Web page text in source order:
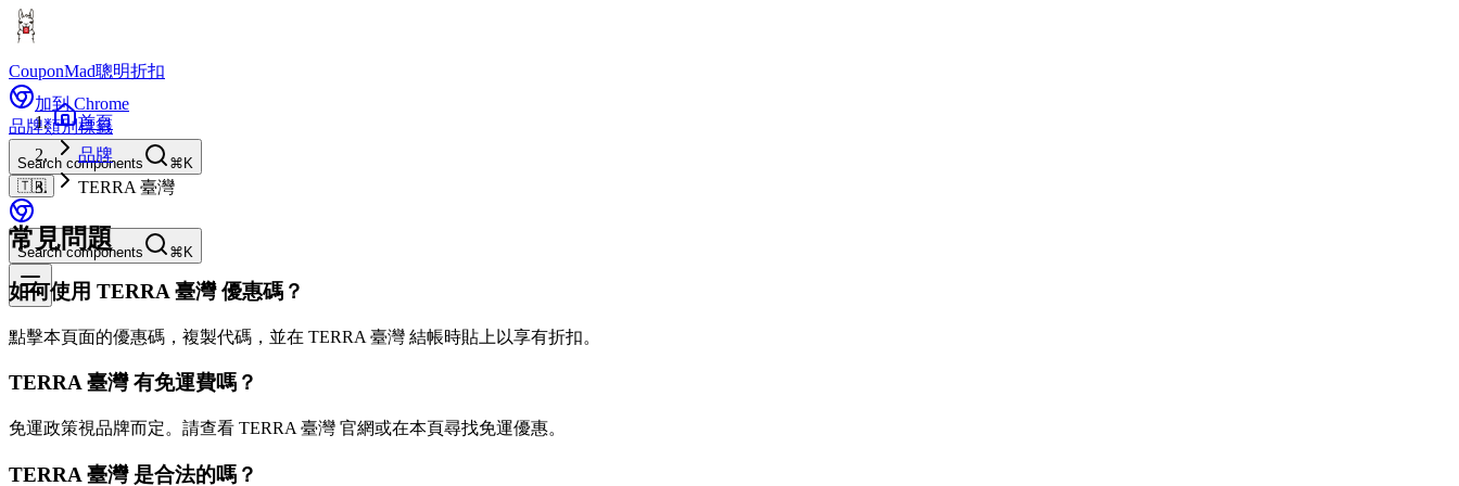
CouponMad聰明折扣
加到 Chrome
品牌類別標籤
Search components
⌘K
🇹🇼
Search components ⌘K
首頁
品牌
TERRA 臺灣
常見問題
如何使用 TERRA 臺灣 優惠碼？
點擊本頁面的優惠碼，複製代碼，並在 TERRA 臺灣 結帳時貼上以享有折扣。
TERRA 臺灣 有免運費嗎？
免運政策視品牌而定。請查看 TERRA 臺灣 官網或在本頁尋找免運優惠。
TERRA 臺灣 是合法的嗎？